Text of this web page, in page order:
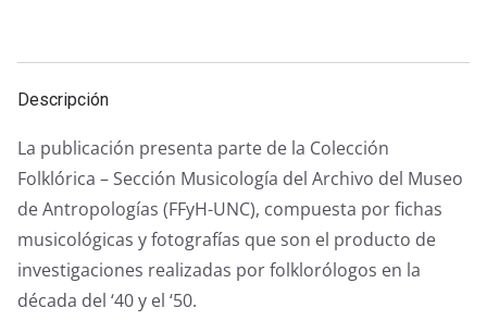
e
b
o
o
k
er s
p
p
gr
m
e
g
er
l p
tir
Descripción
La publicación presenta parte de la Colección
Folklórica – Sección Musicología del Archivo del Museo
de Antropologías (FFyH-UNC), compuesta por fichas
musicológicas y fotografías que son el producto de
investigaciones realizadas por folklorólogos en la
década del ‘40 y el ‘50.